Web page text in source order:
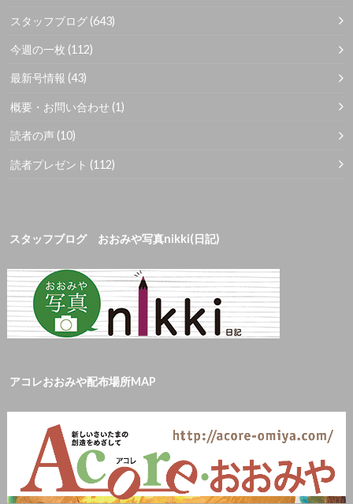
スタッフブログ (643)
今週の一枚 (112)
最新号情報 (43)
概要・お問い合わせ (1)
読者の声 (10)
読者プレゼント (112)
スタッフブログ おおみや写真nikki(日記)
アコレおおみや配布場所MAP